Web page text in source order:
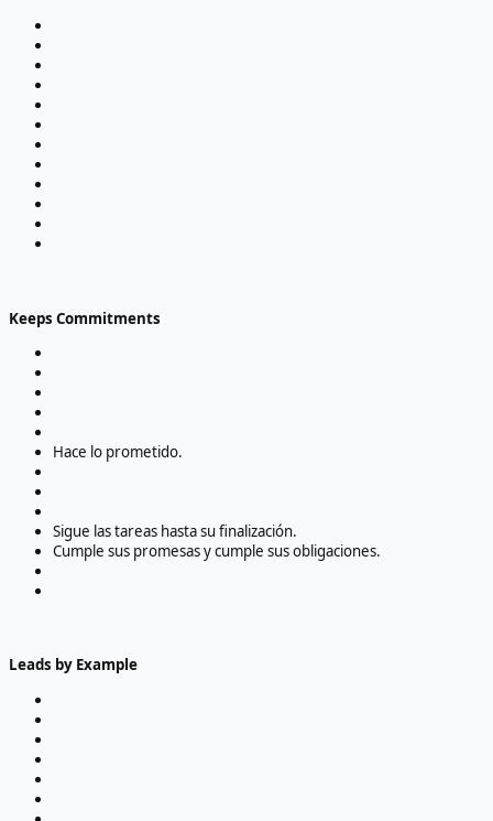
Keeps Commitments
Hace lo prometido.
Sigue las tareas hasta su finalización.
Cumple sus promesas y cumple sus obligaciones.
Leads by Example